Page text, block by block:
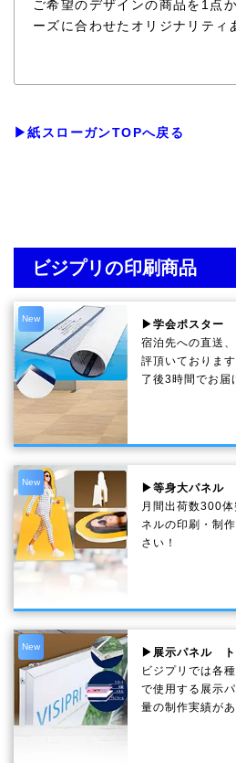
ご希望のデザインの商品を1点
ーズに合わせたオリジナリティ
を制作してご利用ください。
▶紙スローガンTOPへ戻る
ビジプリの印刷商品
New
▶学会ポスター
宿泊先への直送
評頂いておりま
了後3時間でお届
New
▶等身大パネル
月間出荷数300
ネルの印刷・制
さい！
New
▶展示パネル ト
ビジプリでは各
で使用する展示
量の制作実績があ